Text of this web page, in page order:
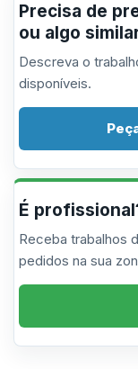
Precisa de
ou algo
Descreva o
disponíveis.
É
Receba trabalhos
pedidos na sua